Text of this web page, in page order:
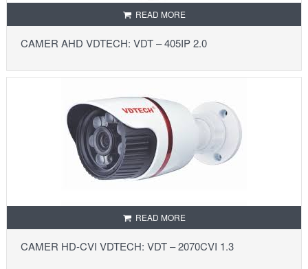
READ MORE
CAMER AHD VDTECH: VDT – 405IP 2.0
READ MORE
CAMER HD-CVI VDTECH: VDT – 2070CVI 1.3